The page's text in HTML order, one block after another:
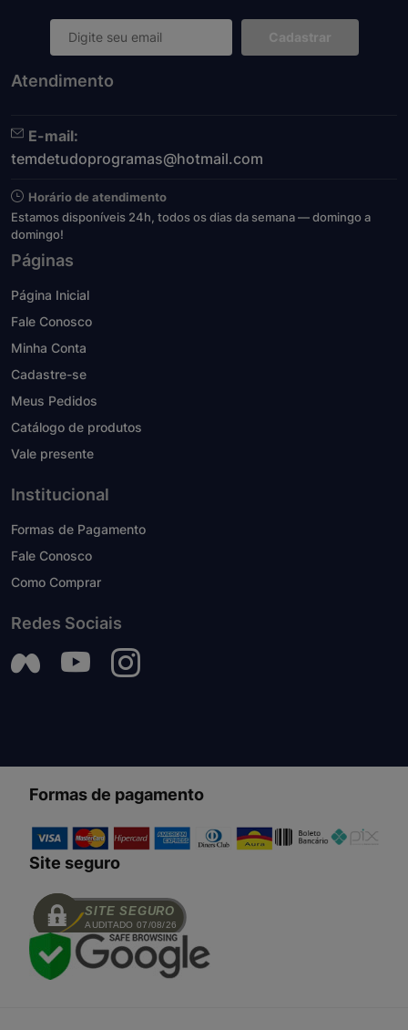
Cadastrar
Atendimento
E-mail:
temdetudoprogramas@hotmail.com
Horário de atendimento
Estamos disponíveis 24h, todos os dias da semana — domingo a
domingo!
Páginas
Página Inicial
Fale Conosco
Minha Conta
Cadastre-se
Meus Pedidos
Catálogo de produtos
Vale presente
Institucional
Formas de Pagamento
Fale Conosco
Como Comprar
Redes Sociais
Formas de pagamento
Site seguro
SITE SEGURO
AUDITADO 07/08/26